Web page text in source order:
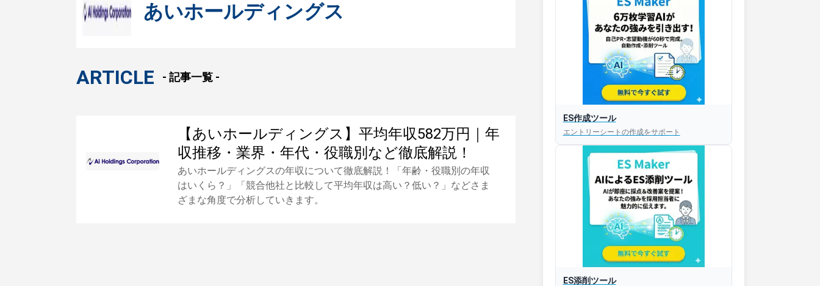
あいホールディングス
ARTICLE - 記事一覧 -
【あいホールディングス】平均年収582万円｜年
収推移・業界・年代・役職別など徹底解説！
あいホールディングスの年収について徹底解説！「年齢・役職別の年収
はいくら？」「競合他社と比較して平均年収は高い？低い？」などさま
ざまな角度で分析していきます。
ES作成ツール
エントリーシートの作成をサポート
ES添削ツール